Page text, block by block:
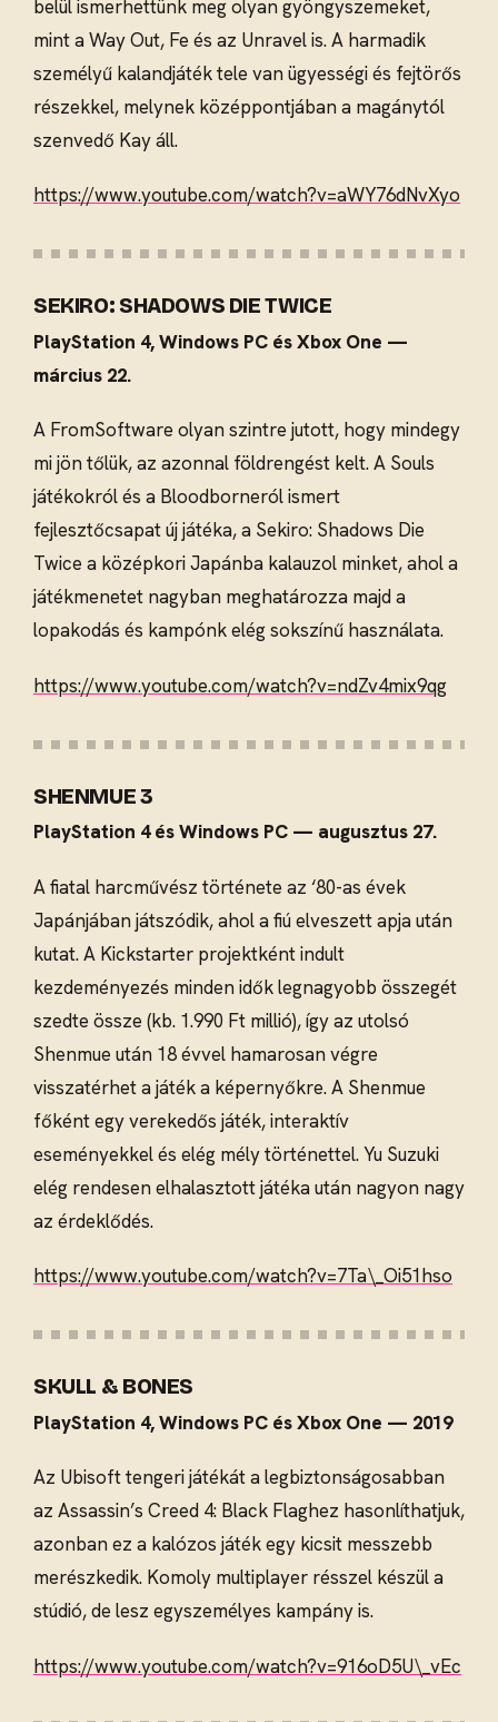
belül ismerhettünk meg olyan gyöngyszemeket,
mint a Way Out, Fe és az Unravel is. A harmadik
személyű kalandjáték tele van ügyességi és fejtörős
részekkel, melynek középpontjában a magánytól
szenvedő Kay áll.
https://www.youtube.com/watch?v=aWY76dNvXyo
SEKIRO: SHADOWS DIE TWICE
PlayStation 4, Windows PC és Xbox One —
március 22.
A FromSoftware olyan szintre jutott, hogy mindegy
mi jön tőlük, az azonnal földrengést kelt. A Souls
játékokról és a Bloodborneról ismert
fejlesztőcsapat új játéka, a Sekiro: Shadows Die
Twice a középkori Japánba kalauzol minket, ahol a
játékmenetet nagyban meghatározza majd a
lopakodás és kampónk elég sokszínű használata.
https://www.youtube.com/watch?v=ndZv4mix9qg
SHENMUE 3
PlayStation 4 és Windows PC — augusztus 27.
A fiatal harcművész története az ‘80-as évek
Japánjában játszódik, ahol a fiú elveszett apja után
kutat. A Kickstarter projektként indult
kezdeményezés minden idők legnagyobb összegét
szedte össze (kb. 1.990 Ft millió), így az utolsó
Shenmue után 18 évvel hamarosan végre
visszatérhet a játék a képernyőkre. A Shenmue
főként egy verekedős játék, interaktív
eseményekkel és elég mély történettel. Yu Suzuki
elég rendesen elhalasztott játéka után nagyon nagy
az érdeklődés.
https://www.youtube.com/watch?v=7Ta\_Oi51hso
SKULL & BONES
PlayStation 4, Windows PC és Xbox One — 2019
Az Ubisoft tengeri játékát a legbiztonságosabban
az Assassin’s Creed 4: Black Flaghez hasonlíthatjuk,
azonban ez a kalózos játék egy kicsit messzebb
merészkedik. Komoly multiplayer résszel készül a
stúdió, de lesz egyszemélyes kampány is.
https://www.youtube.com/watch?v=916oD5U\_vEc